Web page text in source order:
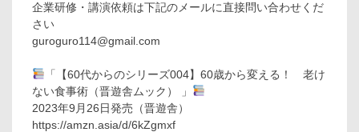
企業研修・講演依頼は下記のメールに直接問い合わせくだ
さい
guroguro114@gmail.com
「【60代からのシリーズ004】60歳から変える！ 老け
ない食事術（晋遊舎ムック） 」
2023年9月26日発売（晋遊舎）
https://amzn.asia/d/6kZgmxf